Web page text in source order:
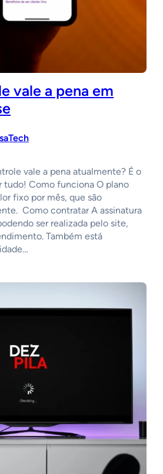
vale a pena em
vale a pena atualmente? É o
tudo! Como funciona O plano
fixo por mês, que são
Como contratar A assinatura
ser realizada pelo site,
Também está